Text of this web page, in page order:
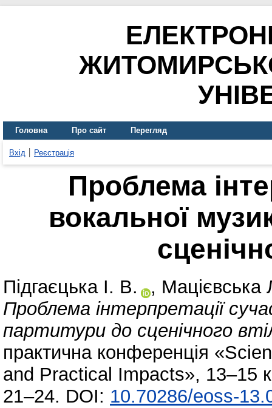
Головна Про сайт Перегляд
Вхід Реєстрація
Проблема
вокальної
Підгаєцька І. В. , Мацієвська
Проблема інтерпретації
партитури до сценічного
практична конференція
and Practical Impacts», 13–15
21–24. DOI: 10.70286/eoss-